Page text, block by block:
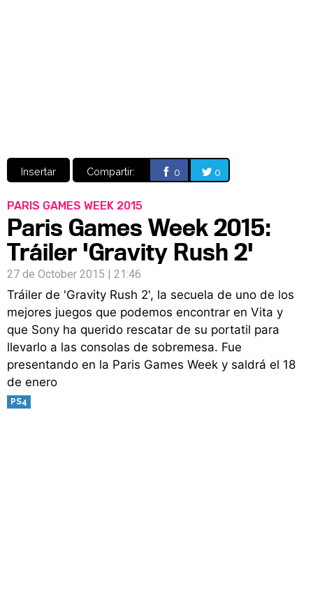
Insertar Compartir: 0 0
PARIS GAMES WEEK 2015
Paris Games Week 2015:
Tráiler 'Gravity Rush 2'
27 de October 2015 | 21:46
Tráiler de 'Gravity Rush 2', la secuela de uno de los
mejores juegos que podemos encontrar en Vita y
que Sony ha querido rescatar de su portatil para
llevarlo a las consolas de sobremesa. Fue
presentando en la Paris Games Week y saldrá el 18
de enero
PS4